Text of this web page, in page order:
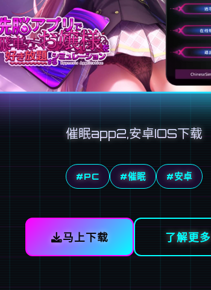
催眠app2,安卓IOS下载
#PC #催眠 #安卓
马上下载 了解更多